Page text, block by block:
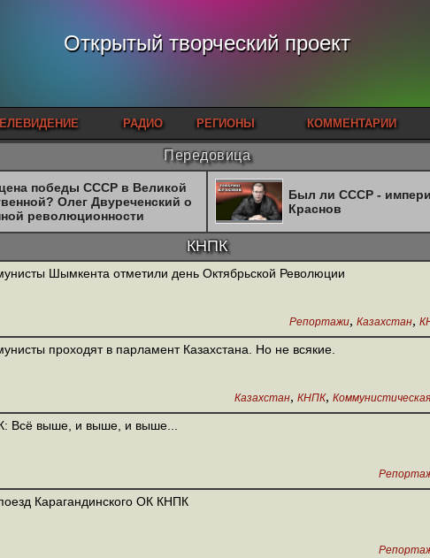
Открытый творческий проект
РАДИО РЕГИОНЫ КОММЕНТАРИИ
Передовица
победы СССР в Великой
Олег Двуреченский о
революционности
Был ли СССР -
Краснов
КНПК
Шымкента отметили день Октябрьской Революции
Репортажи, Казахстан,
проходят в парламент Казахстана. Но не всякие.
Казахстан, КНПК,
Всё выше, и выше, и выше...
Карагандинского ОК КНПК